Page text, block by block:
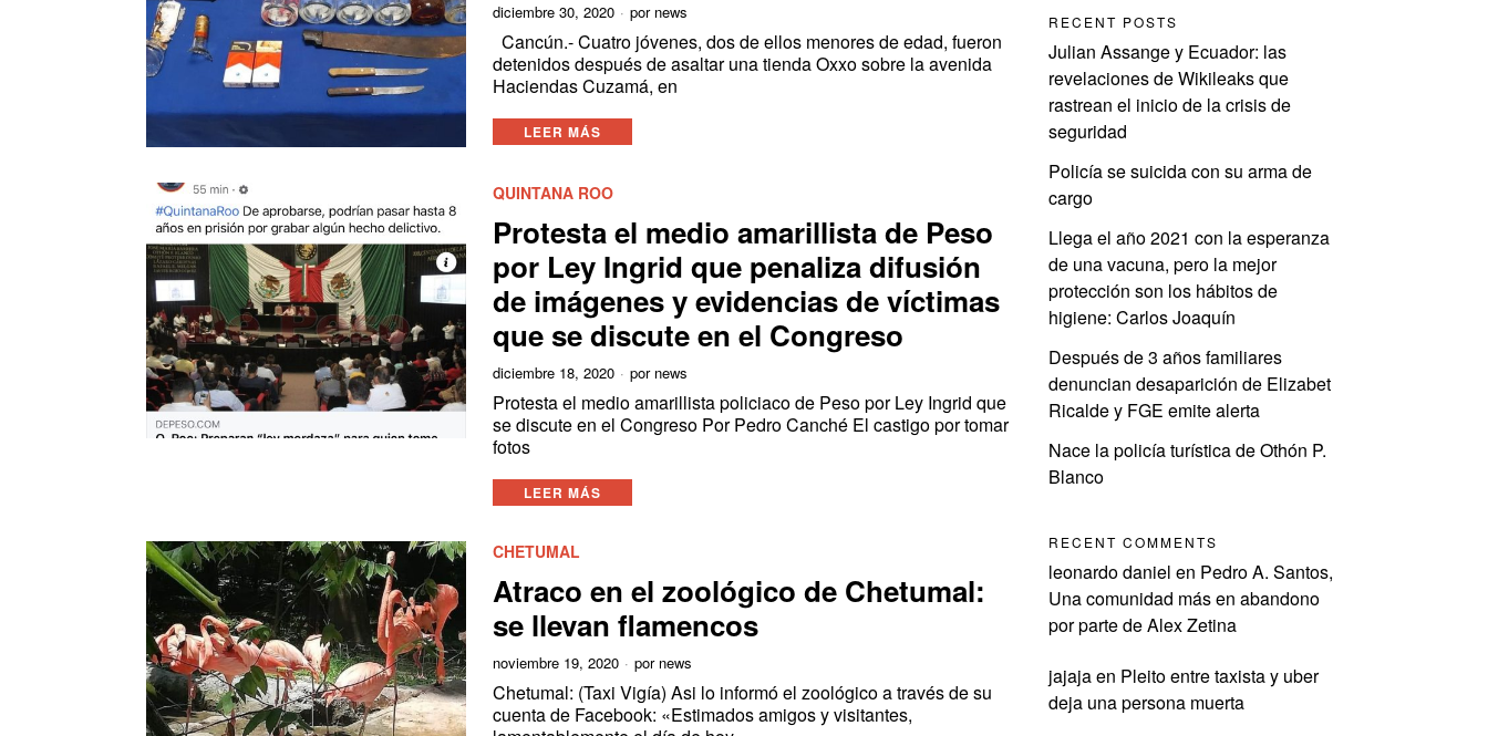
diciembre 30, 2020 por news
Cancún.- Cuatro jóvenes, dos de ellos menores de edad, fueron
detenidos después de asaltar una tienda Oxxo sobre la avenida
Haciendas Cuzamá, en
LEER MÁS
QUINTANA ROO
Protesta el medio amarillista de Peso
por Ley Ingrid que penaliza difusión
de imágenes y evidencias de víctimas
que se discute en el Congreso
diciembre 18, 2020 por news
Protesta el medio amarillista policiaco de Peso por Ley Ingrid que
se discute en el Congreso Por Pedro Canché El castigo por tomar
fotos
LEER MÁS
CHETUMAL
Atraco en el zoológico de Chetumal:
se llevan flamencos
noviembre 19, 2020 por news
Chetumal: (Taxi Vigía) Asi lo informó el zoológico a través de su
cuenta de Facebook: «Estimados amigos y visitantes,
RECENT POSTS
Julian Assange y Ecuador: las
revelaciones de Wikileaks que
rastrean el inicio de la crisis de
seguridad
Policía se suicida con su arma de
cargo
Llega el año 2021 con la esperanza
de una vacuna, pero la mejor
protección son los hábitos de
higiene: Carlos Joaquín
Después de 3 años familiares
denuncian desaparición de Elizabet
Ricalde y FGE emite alerta
Nace la policía turística de Othón P.
Blanco
RECENT COMMENTS
leonardo daniel en Pedro A. Santos,
Una comunidad más en abandono
por parte de Alex Zetina
jajajaen Pleito entre taxista y uber
deja una persona muerta